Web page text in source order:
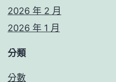
2026 年 2 月
2026 年 1 月
分類
分數